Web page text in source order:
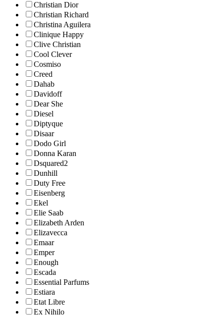
Christian Dior
Christian Richard
Christina Aguilera
Clinique Happy
Clive Christian
Cool Clever
Cosmiso
Creed
Dahab
Davidoff
Dear She
Diesel
Diptyque
Disaar
Dodo Girl
Donna Karan
Dsquared2
Dunhill
Duty Free
Eisenberg
Ekel
Elie Saab
Elizabeth Arden
Elizavecca
Emaar
Emper
Enough
Escada
Essential Parfums
Estiara
Etat Libre
Ex Nihilo